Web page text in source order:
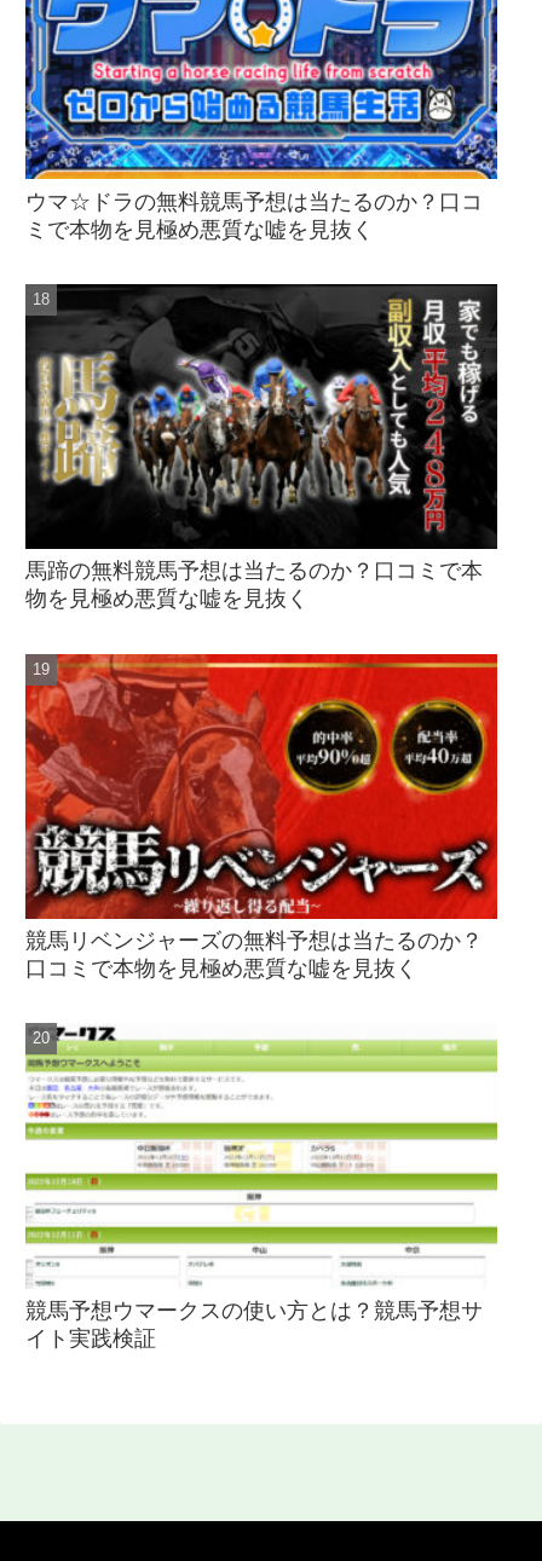
ウマ☆ドラの無料競馬予想は当たるのか？口コ
ミで本物を見極め悪質な嘘を見抜く
馬蹄の無料競馬予想は当たるのか？口コミで本
物を見極め悪質な嘘を見抜く
競馬リベンジャーズの無料予想は当たるのか？
口コミで本物を見極め悪質な嘘を見抜く
競馬予想ウマークスの使い方とは？競馬予想サ
イト実践検証